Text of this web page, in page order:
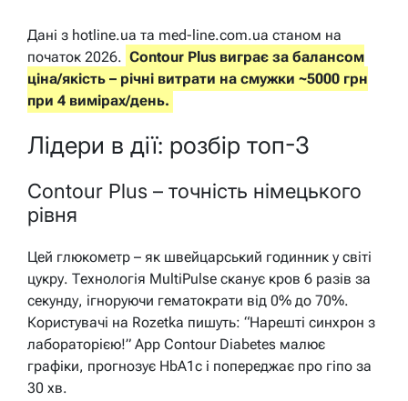
Дані з hotline.ua та med-line.com.ua станом на
початок 2026. Contour Plus виграє за балансом
ціна/якість – річні витрати на смужки ~5000 грн
при 4 вимірах/день.
Лідери в дії: розбір топ-3
Contour Plus – точність німецького
рівня
Цей глюкометр – як швейцарський годинник у світі
цукру. Технологія MultiPulse сканує кров 6 разів за
секунду, ігноруючи гематократи від 0% до 70%.
Користувачі на Rozetka пишуть: “Нарешті синхрон з
лабораторією!” App Contour Diabetes малює
графіки, прогнозує HbA1c і попереджає про гіпо за
30 хв.